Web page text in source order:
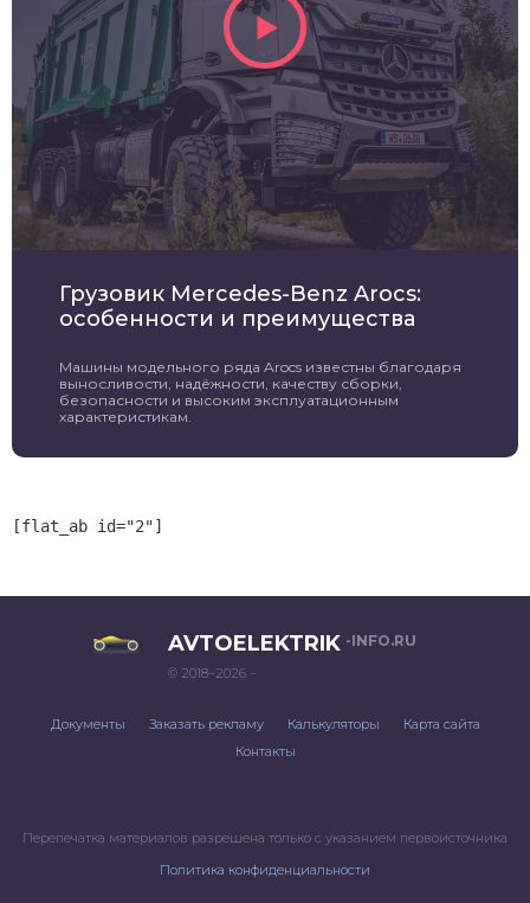
Грузовик Mercedes-Benz Arocs:
особенности и преимущества
Машины модельного ряда Arocs известны благодаря
выносливости, надёжности, качеству сборки,
безопасности и высоким эксплуатационным
характеристикам.
[flat_ab id="2"]
AVTOELEKTRIK -INFO.RU
© 2018–2026 –
Документы Заказать рекламу Калькуляторы
Карта сайта
Контакты
Перепечатка материалов разрешена только с указанием первоисточника
Политика конфиденциальности